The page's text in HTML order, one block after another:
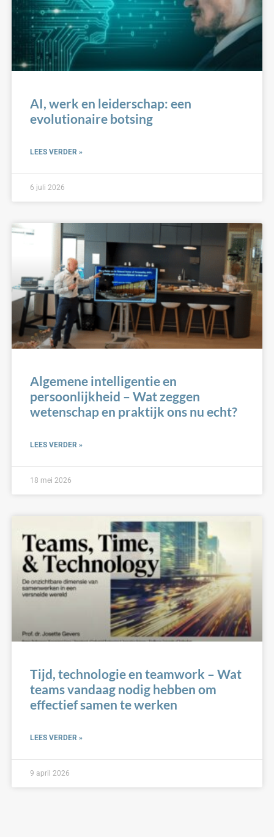
AI, werk en leiderschap: een
evolutionaire botsing
LEES VERDER »
6 juli 2026
Algemene intelligentie en
persoonlijkheid – Wat zeggen
wetenschap en praktijk ons nu echt?
LEES VERDER »
18 mei 2026
Tijd, technologie en teamwork – Wat
teams vandaag nodig hebben om
effectief samen te werken
LEES VERDER »
9 april 2026